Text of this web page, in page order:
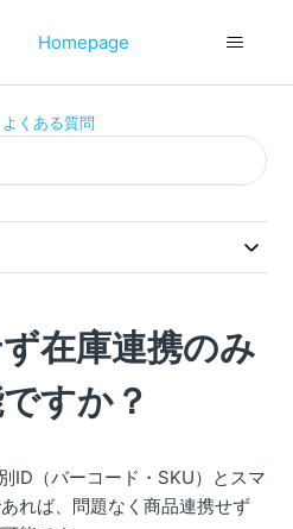
Homepage
よくある質問
在庫連携のみ
すか？
ID（バーコード・SKU）とスマ
れば、問題なく商品連携せず